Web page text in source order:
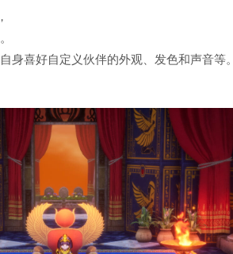
身喜好自定义伙伴的外观、发色和声音等。